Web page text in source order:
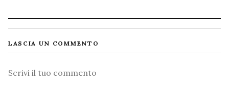
LASCIA UN COMMENTO
Commento